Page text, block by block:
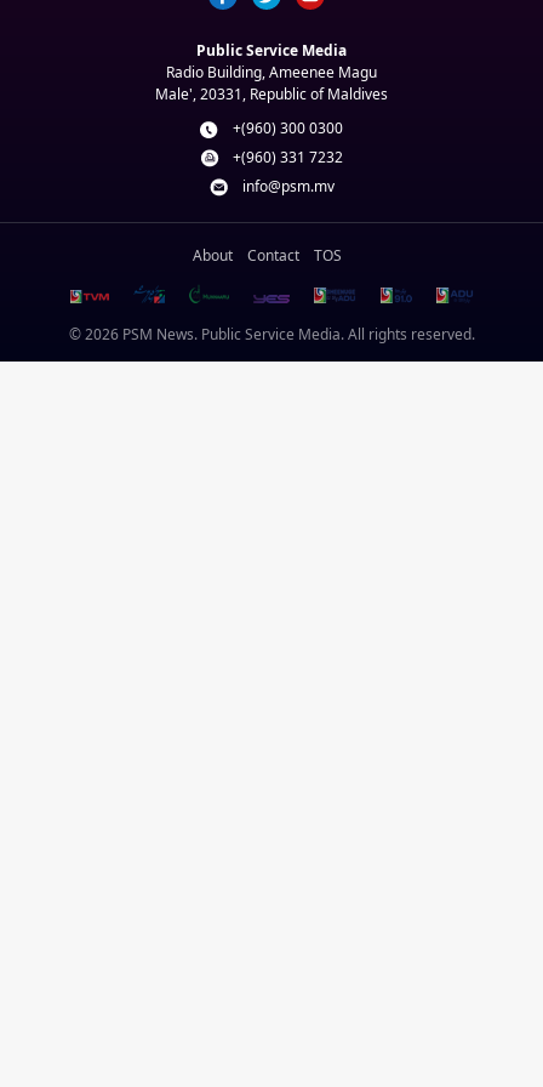
Public Service Media
Radio Building, Ameenee Magu
Male', 20331, Republic of Maldives
+(960) 300 0300
+(960) 331 7232
info@psm.mv
About Contact TOS
© 2026 PSM News. Public Service Media. All rights reserved.